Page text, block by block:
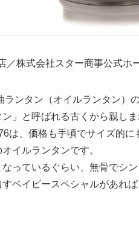
／株式会社スター商事公式ホ
ランタン（オイルランタン）
」と呼ばれる古くから親し
は、価格も手頃でサイズ的
イルランタンです。
っているぐらい、無骨でシ
ベイビースペシャルがあれ